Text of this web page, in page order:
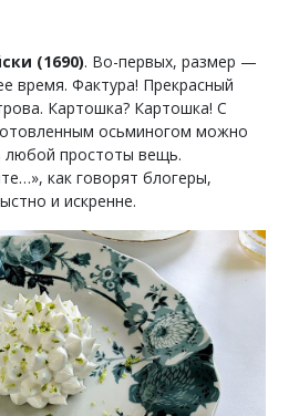
(1690). Во-первых, размер —
время. Фактура! Прекрасный
Картошка? Картошка! С
осьминогом можно
простоты вещь.
как говорят блогеры,
и искренне.